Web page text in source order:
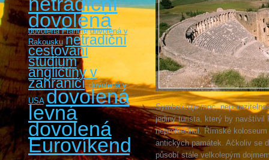
dovolená
dovolená Francie dovolená v
Rakousku netradiční
cestování
studium
angličtiny v
zahraničí dovolená v
USA dovolená
levná
dovolená
Eurovíkendy
Symbolizuje moc,
jediný turista, který by navštívil
neprohlédnul. Římské
antických památek. Ačkoliv se
působí stále velkolepým